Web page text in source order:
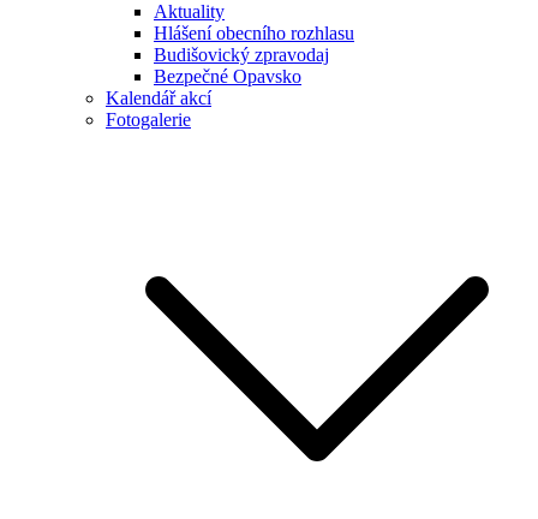
Aktuality
Hlášení obecního rozhlasu
Budišovický zpravodaj
Bezpečné Opavsko
Kalendář akcí
Fotogalerie